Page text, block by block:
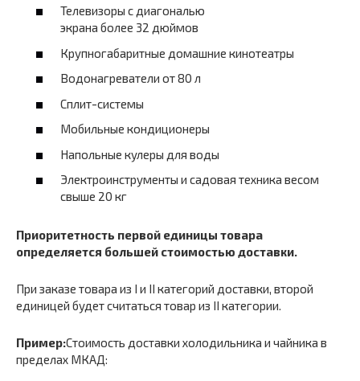
Телевизоры с диагональю
экрана более 32 дюймов
Крупногабаритные домашние кинотеатры
Водонагреватели от 80 л
Сплит-системы
Мобильные кондиционеры
Напольные кулеры для воды
Электроинструменты и садовая техника весом
свыше 20 кг
Приоритетность первой единицы товара
определяется большей стоимостью доставки.
При заказе товара из I и II категорий доставки, второй
единицей будет считаться товар из II категории.
Пример:Стоимость доставки холодильника и чайника в
пределах МКАД: